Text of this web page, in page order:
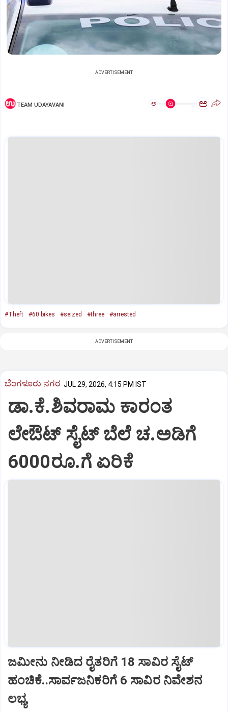
ADVERTISEMENT
TEAM UDAYAVANI ಅ ಅ
#Theft #60 bikes #seized #three #arrested
ADVERTISEMENT
ಬೆಂಗಳೂರು ನಗರ JUL 29, 2026, 4:15 PM IST
ಡಾ.ಕೆ.ಶಿವರಾಮ ಕಾರಂತ
ಲೇಔಟ್‌ ಸೈಟ್‌ ಬೆಲೆ ಚ.ಅಡಿಗೆ
6000ರೂ.ಗೆ ಏರಿಕೆ
ಜಮೀನು ನೀಡಿದ ರೈತರಿಗೆ 18 ಸಾವಿರ ಸೈಟ್‌
ಹಂಚಿಕೆ..ಸಾರ್ವಜನಿಕರಿಗೆ 6 ಸಾವಿರ ನಿವೇಶನ
ಲಭ್ಯ